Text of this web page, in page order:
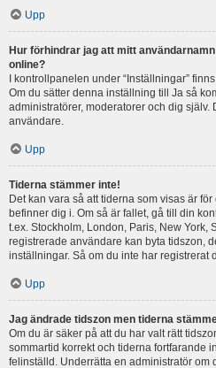
Upp
Hur förhindrar jag att mitt
online?
I kontrollpanelen under “Inställningar”
Om du sätter denna inställning till Ja så
administratörer, moderatorer och dig själv.
användare.
Upp
Tiderna stämmer inte!
Det kan vara så att tiderna som visas är
befinner dig i. Om så är fallet, gå till din
t.ex. Stockholm, London, Paris, New York,
registrerade användare kan byta tidszon,
inställningar. Så om du inte har registrerat
Upp
Jag ändrade tidszon men tiderna
Om du är säker på att du har valt rätt
sommartid korrekt och tiderna fortfarande
felinställd. Underrätta en administratör om